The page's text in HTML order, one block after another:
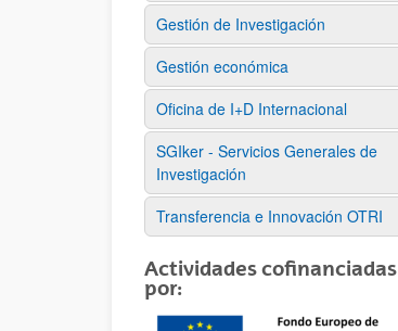
Gestión de Investigación
Gestión económica
Oficina de I+D Internacional
SGIker - Servicios Generales de
Investigación
Transferencia e Innovación OTRI
Actividades cofinanciadas
por: